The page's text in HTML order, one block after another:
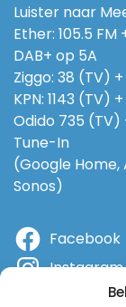
Luister naar
Ether: 105.5 FM
DAB+ op 5A
Ziggo: 38 (TV)
KPN: 1143 (TV)
Odido 735 (TV)
Tune-In
(Google
Sonos)
Facebook
Instagram